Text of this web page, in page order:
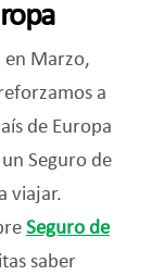
en Marzo,
a
de Europa
Seguro de
viajar.
Seguro de
saber